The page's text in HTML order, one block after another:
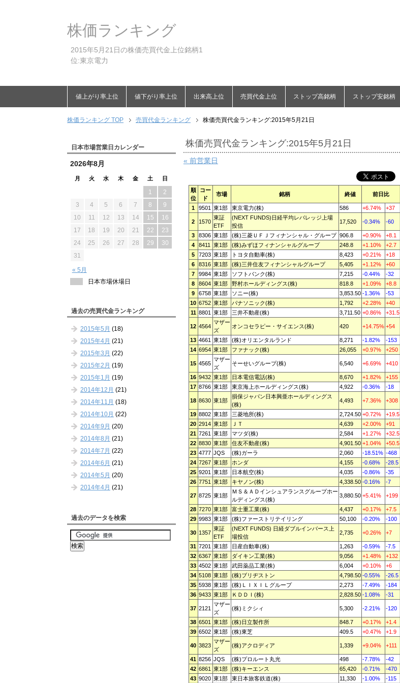
株価ランキング
2015年5月21日の株価売買代金上位銘柄1
位:東京電力
値上がり率上位 値下がり率上位 出来高上位 売買代金上位 ストップ高銘柄 ストップ安銘柄
株価ランキング TOP 売買代金ランキング 株価売買代金ランキング:2015年5月21日
株価売買代金ランキング:2015年5月21日
« 前営業日
順
位
コー
ド
市場 銘柄 終値 前日比
1 9501 東1部 東京電力(株) 586 +6.74% +37
2 1570
東証
ETF
(NEXT FUNDS)日経平均レバレッジ上場
投信
17,520 -0.34% -60
3 8306 東1部 (株)三菱ＵＦＪフィナンシャル・グループ 906.8 +0.90% +8.1
4
8411 東1部 (株)みずほフィナンシャルグループ 248.8 +1.10% +2.7
5
7203 東1部 トヨタ自動車(株) 8,423 +0.21% +18
6
8316 東1部 (株)三井住友フィナンシャルグループ 5,405 +1.12% +60
7
9984 東1部 ソフトバンク(株) 7,215 -0.44% -32
8
8604 東1部 野村ホールディングス(株) 818.8 +1.09% +8.8
9
6758 東1部 ソニー(株) 3,853.50 -1.36% -53
10 6752 東1部 パナソニック(株) 1,792 +2.28% +40
11 8801 東1部 三井不動産(株) 3,711.50 +0.86% +31.5
12 4564
マザー
ズ
オンコセラピー・サイエンス(株) 420 +14.75% +54
13 4661 東1部 (株)オリエンタルランド 8,271 -1.82% -153
14 6954 東1部 ファナック(株) 26,055 +0.97% +250
15 4565
マザー
ズ
そーせいグループ(株) 6,540 +6.69% +410
16 9432 東1部 日本電信電話(株) 8,670 +1.82% +155
17 8766 東1部 東京海上ホールディングス(株) 4,922 -0.36% -18
18 8630 東1部
損保ジャパン日本興亜ホールディングス
(株)
4,493 +7.36% +308
19 8802 東1部 三菱地所(株) 2,724.50 +0.72% +19.5
20 2914 東1部 ＪＴ 4,639 +2.00% +91
21 7261 東1部 マツダ(株) 2,584 +1.27% +32.5
22 8830 東1部 住友不動産(株) 4,901.50 +1.04% +50.5
23 4777 JQS (株)ガーラ 2,060 -18.51% -468
24 7267 東1部 ホンダ 4,155 -0.68% -28.5
25 9201 東1部 日本航空(株) 4,035 -0.86% -35
26 7751 東1部 キヤノン(株) 4,338.50 -0.16% -7
27 8725 東1部
ＭＳ＆ＡＤインシュアランスグループホー
ルディングス(株)
3,880.50 +5.41% +199
28 7270 東1部 富士重工業(株) 4,437 +0.17% +7.5
29 9983 東1部 (株)ファーストリテイリング 50,100 -0.20% -100
30 1357
東証
ETF
(NEXT FUNDS) 日経ダブルインバース上
場投信
2,735 +0.26% +7
31 7201 東1部 日産自動車(株) 1,263 -0.59% -7.5
32 6367 東1部 ダイキン工業(株) 9,056 +1.48% +132
33 4502 東1部 武田薬品工業(株) 6,004 +0.10% +6
34 5108 東1部 (株)ブリヂストン 4,798.50 -0.55% -26.5
35 5938 東1部 (株)ＬＩＸＩＬグループ 2,273 -7.49% -184
36 9433 東1部 ＫＤＤＩ(株) 2,828.50 -1.08% -31
37 2121
マザー
ズ
(株)ミクシィ 5,300 -2.21% -120
38 6501 東1部 (株)日立製作所 848.7 +0.17% +1.4
39 6502 東1部 (株)東芝 409.5 +0.47% +1.9
40 3823
マザー
ズ
(株)アクロディア 1,339 +9.04% +111
41 8256 JQS (株)プロルート丸光 498 -7.78% -42
42 6861 東1部 (株)キーエンス 65,420 -0.71% -470
43 9020 東1部 東日本旅客鉄道(株) 11,330 -1.00% -115
日本市場営業日カレンダー
2026年8月
月 火 水 木 金 土 日
« 5月
1
2
3
4 5 6 7 8
9
10
11 12 13 14 15
16
17
18 19 20 21 22
23
24
25 26 27 28 29
30
31
日本市場休場日
過去の売買代金ランキング
2015年5月 (18)
2015年4月 (21)
2015年3月 (22)
2015年2月 (19)
2015年1月 (19)
2014年12月 (21)
2014年11月 (18)
2014年10月 (22)
2014年9月 (20)
2014年8月 (21)
2014年7月 (22)
2014年6月 (21)
2014年5月 (20)
2014年4月 (21)
過去のデータを検索